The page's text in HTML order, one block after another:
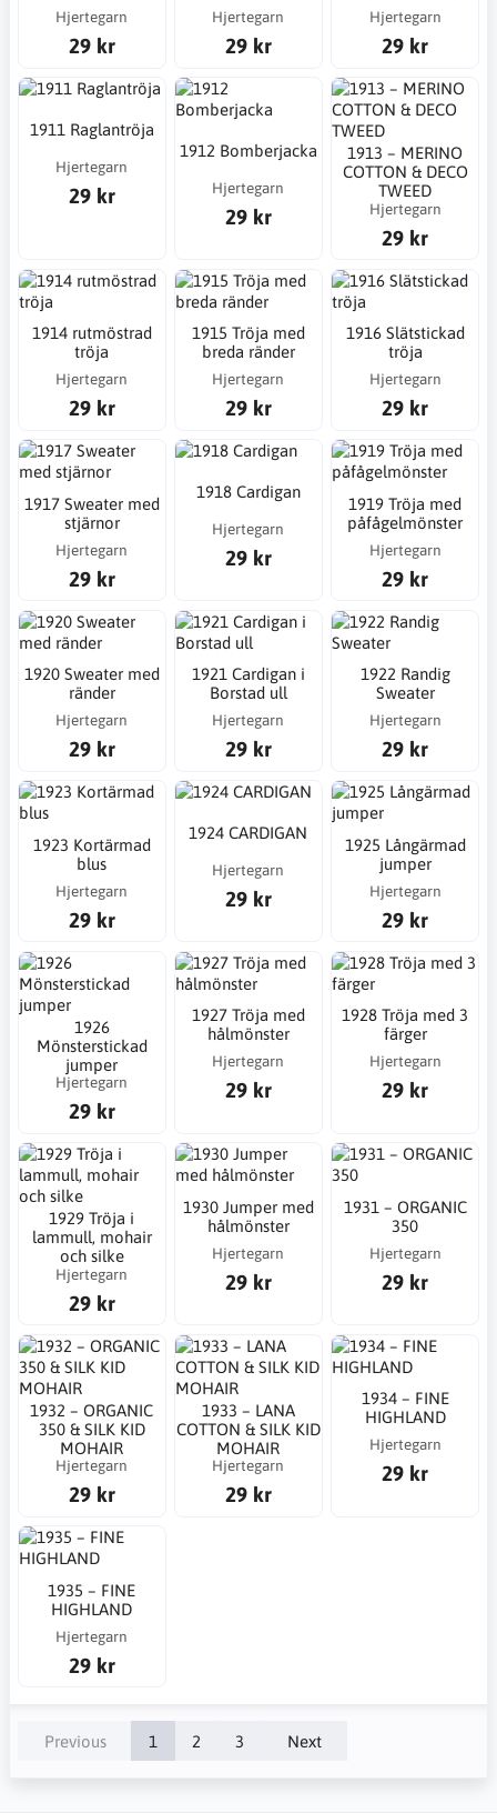
Hjertegarn
29 kr
Hjertegarn
29 kr
Hjertegarn
29 kr
1911 Raglantröja
Hjertegarn
29 kr
1912 Bomberjacka
Hjertegarn
29 kr
1913 – MERINO
COTTON & DECO
TWEED
Hjertegarn
29 kr
1914 rutmöstrad
tröja
Hjertegarn
29 kr
1915 Tröja med
breda ränder
Hjertegarn
29 kr
1916 Slätstickad
tröja
Hjertegarn
29 kr
1917 Sweater med
stjärnor
Hjertegarn
29 kr
1918 Cardigan
Hjertegarn
29 kr
1919 Tröja med
påfågelmönster
Hjertegarn
29 kr
1920 Sweater med
ränder
Hjertegarn
29 kr
1921 Cardigan i
Borstad ull
Hjertegarn
29 kr
1922 Randig
Sweater
Hjertegarn
29 kr
1923 Kortärmad
blus
Hjertegarn
29 kr
1924 CARDIGAN
Hjertegarn
29 kr
1925 Långärmad
jumper
Hjertegarn
29 kr
1926
Mönsterstickad
jumper
Hjertegarn
29 kr
1927 Tröja med
hålmönster
Hjertegarn
29 kr
1928 Tröja med 3
färger
Hjertegarn
29 kr
1929 Tröja i
lammull, mohair
och silke
Hjertegarn
29 kr
1930 Jumper med
hålmönster
Hjertegarn
29 kr
1931 – ORGANIC
350
Hjertegarn
29 kr
1932 – ORGANIC
350 & SILK KID
MOHAIR
Hjertegarn
29 kr
1933 – LANA
COTTON & SILK KID
MOHAIR
Hjertegarn
29 kr
1934 – FINE
HIGHLAND
Hjertegarn
29 kr
1935 – FINE
HIGHLAND
Hjertegarn
29 kr
Previous 1 2 3 Next